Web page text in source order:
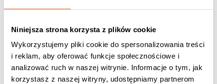
Niniejsza strona korzysta z plików cookie
Wykorzystujemy pliki cookie do spersonalizowania treści
i reklam, aby oferować funkcje społecznościowe i
analizować ruch w naszej witrynie. Informacje o tym, jak
korzystasz z naszej witryny, udostępniamy partnerom
06.09.2026